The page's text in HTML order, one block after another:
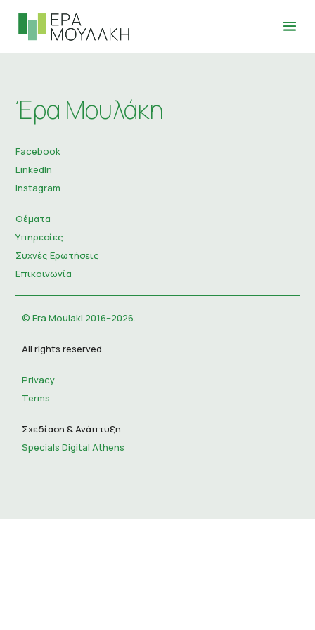
Έρα Μουλάκη
Facebook
LinkedIn
Instagram
Θέματα
Υπηρεσίες
Συχνές Ερωτήσεις
Επικοινωνία
© Era Moulaki 2016–2026.
All rights reserved.
Privacy
Terms
Σχεδίαση & Ανάπτυξη
Specials Digital Athens